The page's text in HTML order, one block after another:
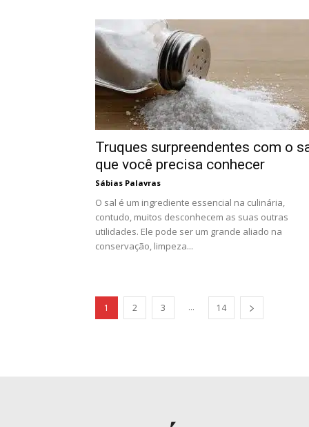
Truques surpreendentes com o
que você precisa conhecer
Sábias Palavras
O sal é um ingrediente essencial na culinária,
contudo, muitos desconhecem as suas outras
utilidades. Ele pode ser um grande aliado na
conservação, limpeza...
1 2 3 ... 14